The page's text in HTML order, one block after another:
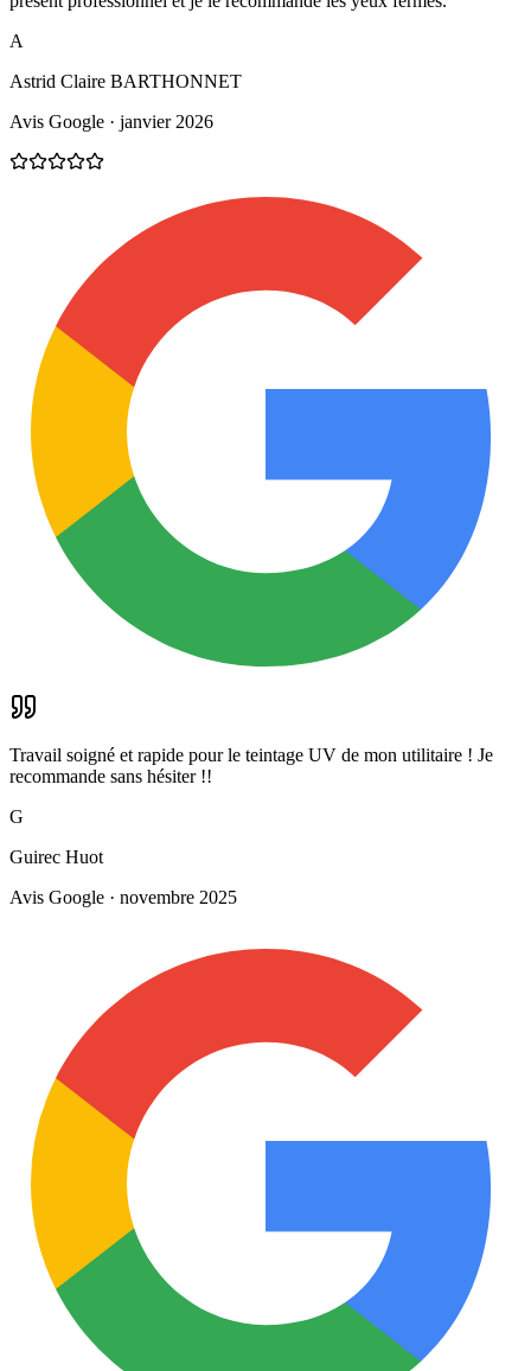
A
Astrid Claire BARTHONNET
Avis Google · janvier 2026
Travail soigné et rapide pour le teintage UV de mon utilitaire ! Je
recommande sans hésiter !!
G
Guirec Huot
Avis Google · novembre 2025